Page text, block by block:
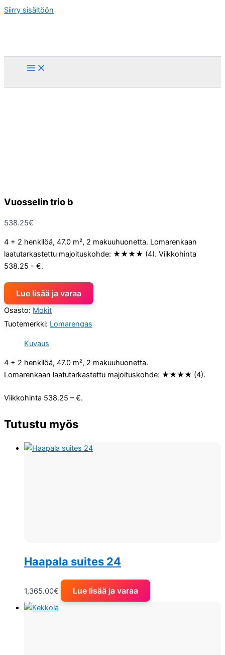
Siirry sisältöön
Vuosselin trio b
538.25€
4 + 2 henkilöä, 47.0 m², 2 makuuhuonetta. Lomarenkaan
laatutarkastettu majoituskohde: ★★★★ (4). Viikkohinta
538.25 - €.
Lue lisää ja varaa
Osasto: Mokit
Tuotemerkki: Lomarengas
Kuvaus
4 + 2 henkilöä, 47.0 m², 2 makuuhuonetta.
Lomarenkaan laatutarkastettu majoituskohde: ★★★★ (4).
Viikkohinta 538.25 – €.
Tutustu myös
Haapala suites 24
1,365.00€ Lue lisää ja varaa